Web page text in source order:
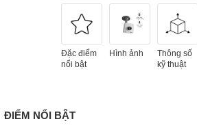
Đặc điểm
nổi bật
Hình ảnh
Thông số
kỹ thuật
ĐIỂM NỔI BẬT